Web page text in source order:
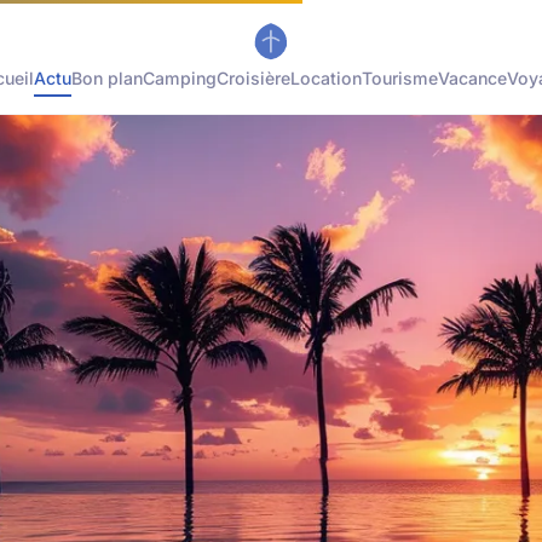
ActuBon planCampingCroisièreLocationTourismeVacance